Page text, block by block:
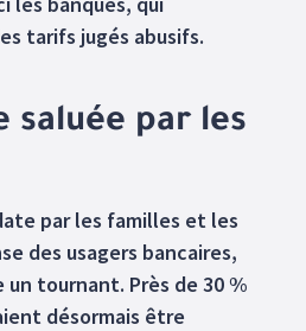
tarifs jugés abusifs.
saluée par les
par les familles et les
des usagers bancaires,
tournant. Près de 30 %
désormais être